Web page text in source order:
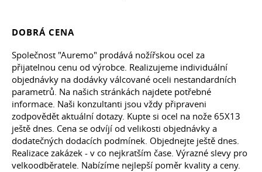
DOBRÁ CENA
Společnost "Auremo" prodává nožířskou ocel za
přijatelnou cenu od výrobce. Realizujeme individuální
objednávky na dodávky válcované oceli nestandardních
parametrů. Na našich stránkách najdete potřebné
informace. Naši konzultanti jsou vždy připraveni
zodpovědět aktuální dotazy. Kupte si ocel na nože 65X13
ještě dnes. Cena se odvíjí od velikosti objednávky a
dodatečných dodacích podmínek. Objednejte ještě dnes.
Realizace zakázek - v co nejkratším čase. Výrazné slevy pro
velkoodběratele. Nabízíme nejlepší poměr kvality a ceny.